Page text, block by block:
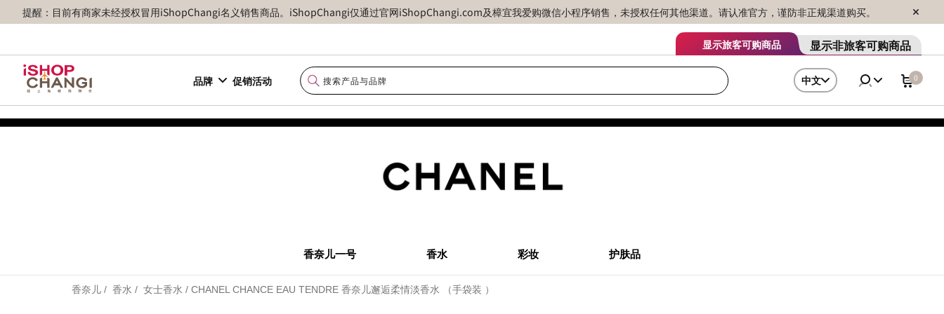
提醒：目前有商家未经授权冒用iShopChangi名义销售商品。iShopChangi仅通过官网iShopChangi.com及樟宜我爱购微信小程序销售，未授权任何其他渠道。请认准官方，谨防非正规渠道购买。
显示旅客可购商品 显示非旅客可购商品
品牌 促销活动 中文 0
香奈儿一号 香水 彩妆 护肤品
香奈儿 香水 女士香水 CHANEL CHANCE EAU TENDRE 香奈儿邂逅柔情淡香水 （手袋装 ）